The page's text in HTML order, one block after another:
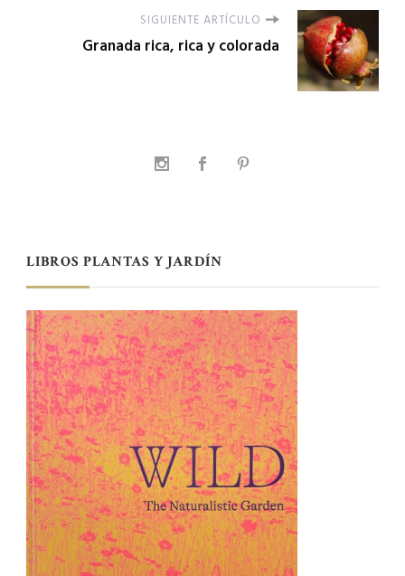
SIGUIENTE ARTÍCULO
Granada rica, rica y colorada
LIBROS PLANTAS Y JARDÍN